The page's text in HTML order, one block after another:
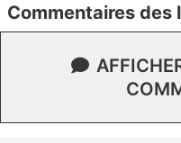
Commentaires